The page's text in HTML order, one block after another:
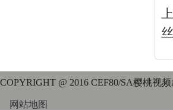
COPYRIGHT @ 2016 CEF80/SA樱桃视
网站地图